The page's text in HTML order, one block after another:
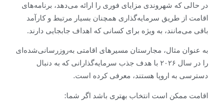
در حالی که شهروندی مزایای فوری را ارائه می‌دهد، برنامه‌های
اقامت از طریق سرمایه‌گذاری همچنان بسیار مرتبط و کارآمد
باقی می‌مانند، به ویژه برای کسانی که اهداف جابجایی دارند.
به عنوان مثال، مجارستان مسیرهای اقامتی به‌روزرسانی‌شده‌ای
را در سال ۲۰۲۶ با هدف جذب سرمایه‌گذارانی که به دنبال
دسترسی به اروپا هستند، معرفی کرده است.
اقامت ممکن است انتخاب بهتری باشد اگر شما: